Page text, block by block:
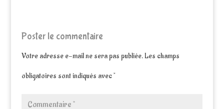
Poster le commentaire
Votre adresse e-mail ne sera pas publiée.Les champs
obligatoires sont indiqués avec*